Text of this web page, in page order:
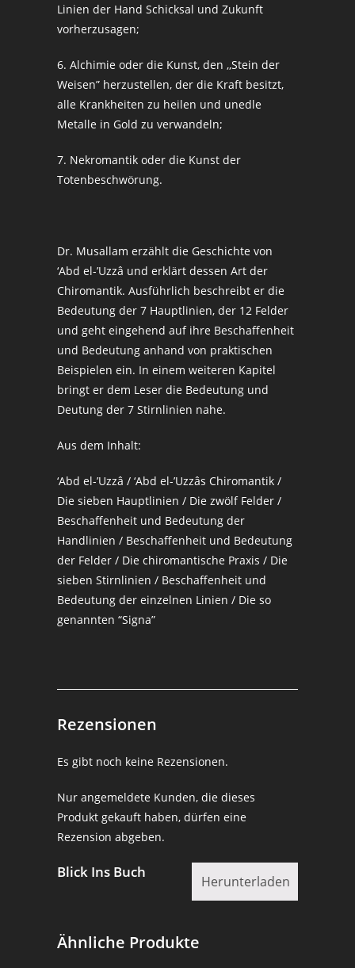
Linien der Hand Schicksal und Zukunft
vorherzusagen;
6. Alchimie oder die Kunst, den ,,Stein der
Weisen” herzustellen, der die Kraft besitzt,
alle Krankheiten zu heilen und unedle
Metalle in Gold zu verwandeln;
7. Nekromantik oder die Kunst der
Totenbeschwörung.
Dr. Musallam erzählt die Geschichte von
‘Abd el-’Uzzâ und erklärt dessen Art der
Chiromantik. Ausführlich beschreibt er die
Bedeutung der 7 Hauptlinien, der 12 Felder
und geht eingehend auf ihre Beschaffenheit
und Bedeutung anhand von praktischen
Beispielen ein. In einem weiteren Kapitel
bringt er dem Leser die Bedeutung und
Deutung der 7 Stirnlinien nahe.
Aus dem Inhalt:
‘Abd el-’Uzzâ / ‘Abd el-’Uzzâs Chiromantik /
Die sieben Hauptlinien / Die zwölf Felder /
Beschaffenheit und Bedeutung der
Handlinien / Beschaffenheit und Bedeutung
der Felder / Die chiromantische Praxis / Die
sieben Stirnlinien / Beschaffenheit und
Bedeutung der einzelnen Linien / Die so
genannten “Signa”
Rezensionen
Es gibt noch keine Rezensionen.
Nur angemeldete Kunden, die dieses
Produkt gekauft haben, dürfen eine
Rezension abgeben.
Blick Ins Buch
Herunterladen
Ähnliche Produkte